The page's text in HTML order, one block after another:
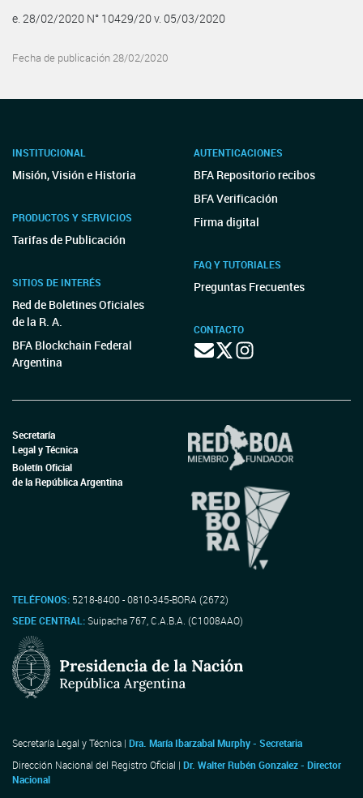
e. 28/02/2020 N° 10429/20 v. 05/03/2020
Fecha de publicación 28/02/2020
INSTITUCIONAL
Misión, Visión e Historia
PRODUCTOS Y SERVICIOS
Tarifas de Publicación
SITIOS DE INTERÉS
Red de Boletines Oficiales
de la R. A.
BFA Blockchain Federal
Argentina
AUTENTICACIONES
BFA Repositorio recibos
BFA Verificación
Firma digital
FAQ Y TUTORIALES
Preguntas Frecuentes
CONTACTO
Secretaría
Legal y Técnica
Boletín Oficial
de la República Argentina
TELÉFONOS: 5218-8400 - 0810-345-BORA (2672)
SEDE CENTRAL:Suipacha 767, C.A.B.A. (C1008AAO)
Secretaría Legal y Técnica | Dra. María Ibarzabal Murphy - Secretaria
Dirección Nacional del Registro Oficial | Dr. Walter Rubén Gonzalez - Director
Nacional